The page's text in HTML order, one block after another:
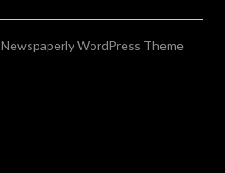
Newspaperly WordPress Theme